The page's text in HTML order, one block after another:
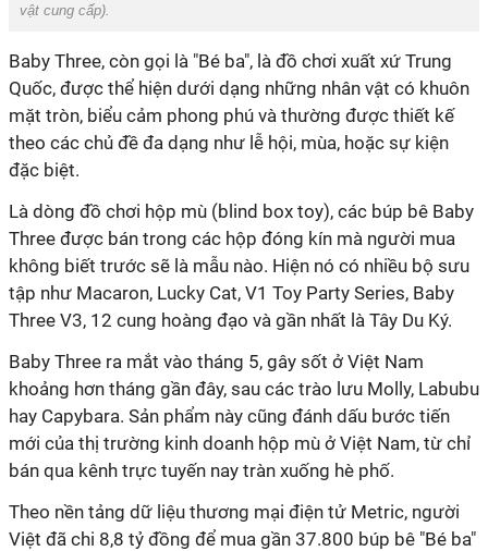
vật cung cấp).
Baby Three, còn gọi là "Bé ba", là đồ chơi xuất xứ Trung
Quốc, được thể hiện dưới dạng những nhân vật có khuôn
mặt tròn, biểu cảm phong phú và thường được thiết kế
theo các chủ đề đa dạng như lễ hội, mùa, hoặc sự kiện
đặc biệt.
Là dòng đồ chơi hộp mù (blind box toy), các búp bê Baby
Three được bán trong các hộp đóng kín mà người mua
không biết trước sẽ là mẫu nào. Hiện nó có nhiều bộ sưu
tập như Macaron, Lucky Cat, V1 Toy Party Series, Baby
Three V3, 12 cung hoàng đạo và gần nhất là Tây Du Ký.
Baby Three ra mắt vào tháng 5, gây sốt ở Việt Nam
khoảng hơn tháng gần đây, sau các trào lưu Molly, Labubu
hay Capybara. Sản phẩm này cũng đánh dấu bước tiến
mới của thị trường kinh doanh hộp mù ở Việt Nam, từ chỉ
bán qua kênh trực tuyến nay tràn xuống hè phố.
Theo nền tảng dữ liệu thương mại điện tử Metric, người
Việt đã chi 8,8 tỷ đồng để mua gần 37.800 búp bê "Bé ba"